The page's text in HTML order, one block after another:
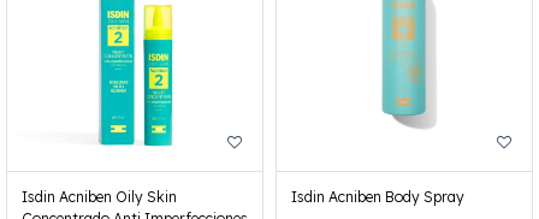
Isdin Acniben Oily Skin
Isdin Acniben Body Spray